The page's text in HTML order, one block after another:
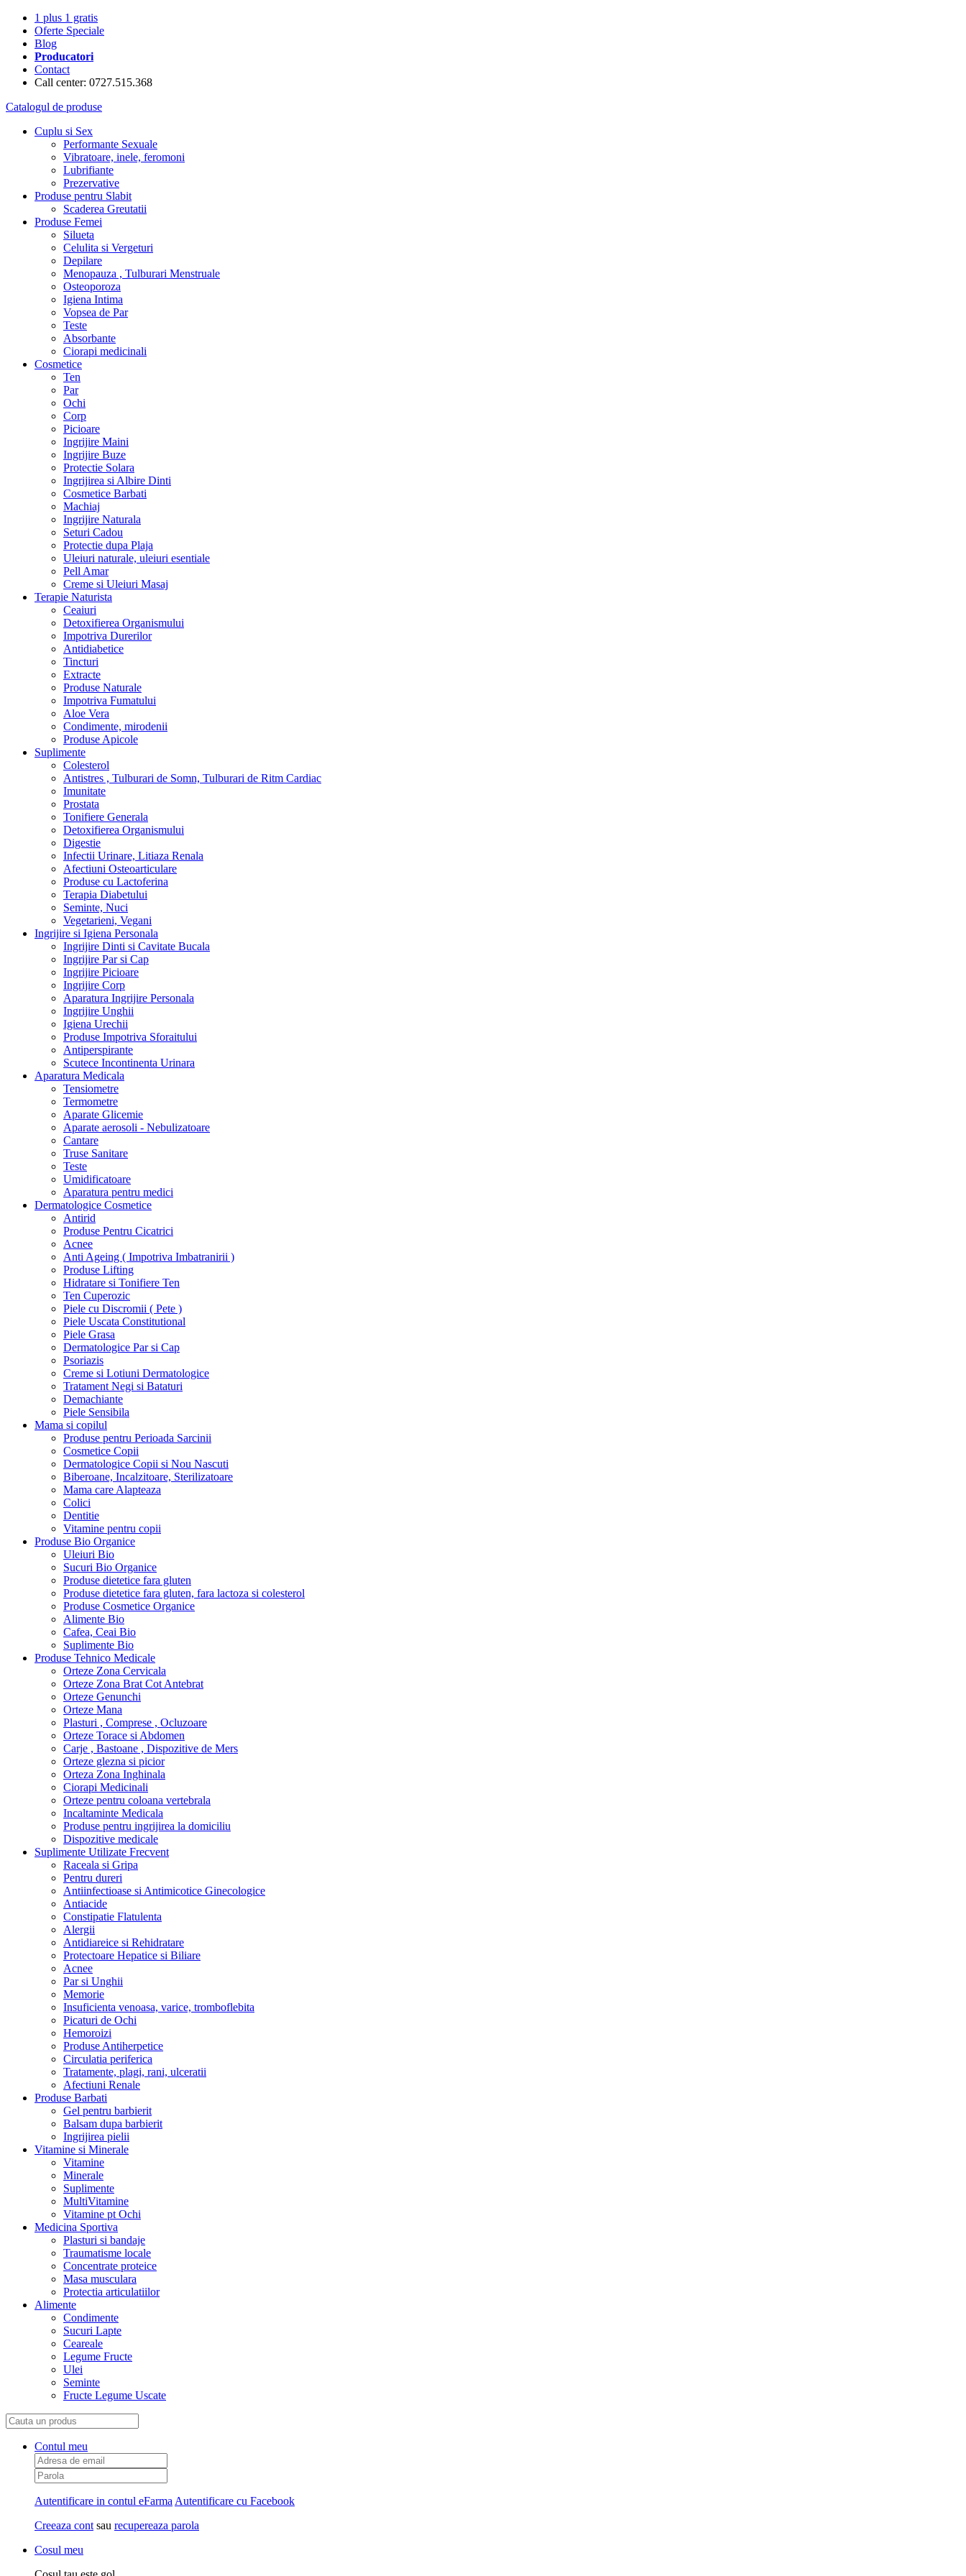
1 plus 1 gratis
Oferte Speciale
Blog
Producatori
Contact
Call center: 0727.515.368
Catalogul de produse
Cuplu si Sex
Performante Sexuale
Vibratoare, inele, feromoni
Lubrifiante
Prezervative
Produse pentru Slabit
Scaderea Greutatii
Produse Femei
Silueta
Celulita si Vergeturi
Depilare
Menopauza , Tulburari Menstruale
Osteoporoza
Igiena Intima
Vopsea de Par
Teste
Absorbante
Ciorapi medicinali
Cosmetice
Ten
Par
Ochi
Corp
Picioare
Ingrijire Maini
Ingrijire Buze
Protectie Solara
Ingrijirea si Albire Dinti
Cosmetice Barbati
Machiaj
Ingrijire Naturala
Seturi Cadou
Protectie dupa Plaja
Uleiuri naturale, uleiuri esentiale
Pell Amar
Creme si Uleiuri Masaj
Terapie Naturista
Ceaiuri
Detoxifierea Organismului
Impotriva Durerilor
Antidiabetice
Tincturi
Extracte
Produse Naturale
Impotriva Fumatului
Aloe Vera
Condimente, mirodenii
Produse Apicole
Suplimente
Colesterol
Antistres , Tulburari de Somn, Tulburari de Ritm Cardiac
Imunitate
Prostata
Tonifiere Generala
Detoxifierea Organismului
Digestie
Infectii Urinare, Litiaza Renala
Afectiuni Osteoarticulare
Produse cu Lactoferina
Terapia Diabetului
Seminte, Nuci
Vegetarieni, Vegani
Ingrijire si Igiena Personala
Ingrijire Dinti si Cavitate Bucala
Ingrijire Par si Cap
Ingrijire Picioare
Ingrijire Corp
Aparatura Ingrijire Personala
Ingrijire Unghii
Igiena Urechii
Produse Impotriva Sforaitului
Antiperspirante
Scutece Incontinenta Urinara
Aparatura Medicala
Tensiometre
Termometre
Aparate Glicemie
Aparate aerosoli - Nebulizatoare
Cantare
Truse Sanitare
Teste
Umidificatoare
Aparatura pentru medici
Dermatologice Cosmetice
Antirid
Produse Pentru Cicatrici
Acnee
Anti Ageing ( Impotriva Imbatranirii )
Produse Lifting
Hidratare si Tonifiere Ten
Ten Cuperozic
Piele cu Discromii ( Pete )
Piele Uscata Constitutional
Piele Grasa
Dermatologice Par si Cap
Psoriazis
Creme si Lotiuni Dermatologice
Tratament Negi si Bataturi
Demachiante
Piele Sensibila
Mama si copilul
Produse pentru Perioada Sarcinii
Cosmetice Copii
Dermatologice Copii si Nou Nascuti
Biberoane, Incalzitoare, Sterilizatoare
Mama care Alapteaza
Colici
Dentitie
Vitamine pentru copii
Produse Bio Organice
Uleiuri Bio
Sucuri Bio Organice
Produse dietetice fara gluten
Produse dietetice fara gluten, fara lactoza si colesterol
Produse Cosmetice Organice
Alimente Bio
Cafea, Ceai Bio
Suplimente Bio
Produse Tehnico Medicale
Orteze Zona Cervicala
Orteze Zona Brat Cot Antebrat
Orteze Genunchi
Orteze Mana
Plasturi , Comprese , Ocluzoare
Orteze Torace si Abdomen
Carje , Bastoane , Dispozitive de Mers
Orteze glezna si picior
Orteza Zona Inghinala
Ciorapi Medicinali
Orteze pentru coloana vertebrala
Incaltaminte Medicala
Produse pentru ingrijirea la domiciliu
Dispozitive medicale
Suplimente Utilizate Frecvent
Raceala si Gripa
Pentru dureri
Antiinfectioase si Antimicotice Ginecologice
Antiacide
Constipatie Flatulenta
Alergii
Antidiareice si Rehidratare
Protectoare Hepatice si Biliare
Acnee
Par si Unghii
Memorie
Insuficienta venoasa, varice, tromboflebita
Picaturi de Ochi
Hemoroizi
Produse Antiherpetice
Circulatia periferica
Tratamente, plagi, rani, ulceratii
Afectiuni Renale
Produse Barbati
Gel pentru barbierit
Balsam dupa barbierit
Ingrijirea pielii
Vitamine si Minerale
Vitamine
Minerale
Suplimente
MultiVitamine
Vitamine pt Ochi
Medicina Sportiva
Plasturi si bandaje
Traumatisme locale
Concentrate proteice
Masa musculara
Protectia articulatiilor
Alimente
Condimente
Sucuri Lapte
Ceareale
Legume Fructe
Ulei
Seminte
Fructe Legume Uscate
Contul meu
Autentificare in contul eFarma Autentificare cu Facebook
Creeaza cont sau recupereaza parola
Cosul meu